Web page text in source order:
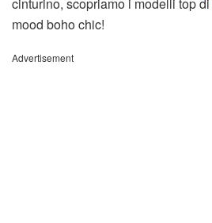
mood boho chic!
Advertisement